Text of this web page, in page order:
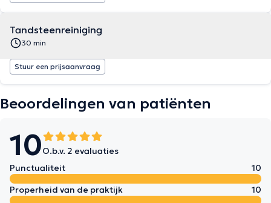
Tandsteenreiniging
30 min
Stuur een prijsaanvraag
Beoordelingen van patiënten
10O.b.v. 2 evaluaties
Punctualiteit
10
Properheid van de praktijk
10